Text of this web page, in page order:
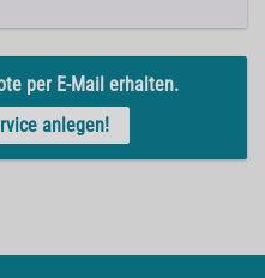
per E-Mail erhalten.
anlegen!